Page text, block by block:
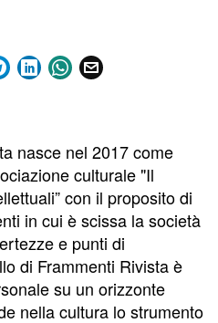
nasce nel 2017 come
culturale "Il
con il proposito di
in cui è scissa la società
e punti di
di Frammenti Rivista è
su un orizzonte
nella cultura lo strumento